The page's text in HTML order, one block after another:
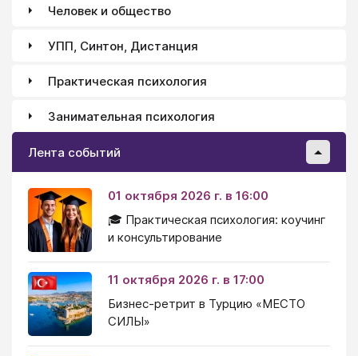
Человек и общество
УПП, Синтон, Дистанция
Практическая психология
Занимательная психология
Лента событий
01 октября 2026 г. в 16:00
🎓 Практическая психология: коучинг
и консультирование
11 октября 2026 г. в 17:00
Бизнес-ретрит в Турцию «МЕСТО
СИЛЫ»